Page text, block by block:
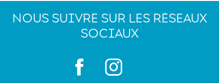
NOUS SUIVRE SUR LES RÉSEAUX
SOCIAUX